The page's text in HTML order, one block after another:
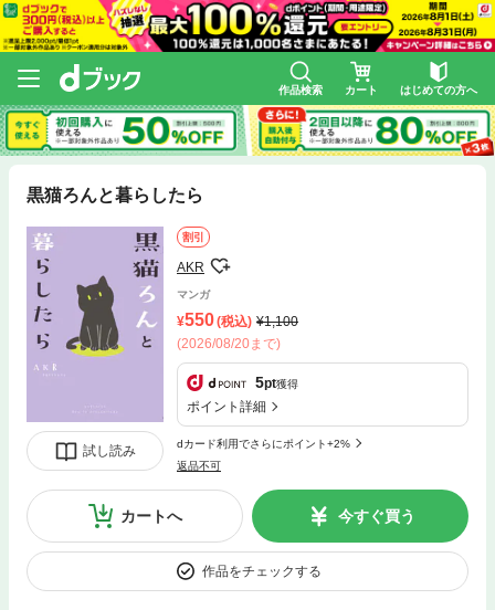
作品検索 カート はじめての方へ
黒猫ろんと暮らしたら
試し読み
割引
AKR
マンガ
550(税込)
1,100
(2026/08/20まで)
5pt獲得
ポイント詳細
dカード利用でさらにポイント+2%
返品不可
カートへ 今すぐ買う
作品をチェックする